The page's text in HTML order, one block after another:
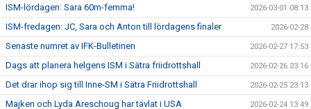
ISM-lördagen: Sara 60m-femma! 2026-03-01 08:13
ISM-fredagen: JC, Sara och Anton till lördagens finaler 2026-02-28
Senaste numret av IFK-Bulletinen 2026-02-27 17:53
Dags att planera helgens ISM i Sätra friidrottshall 2026-02-26 23:16
Det drar ihop sig till Inne-SM i Sätra Friidrottshall 2026-02-25 23:13
Majken och Lyda Areschoug har tävlat i USA 2026-02-24 13:49